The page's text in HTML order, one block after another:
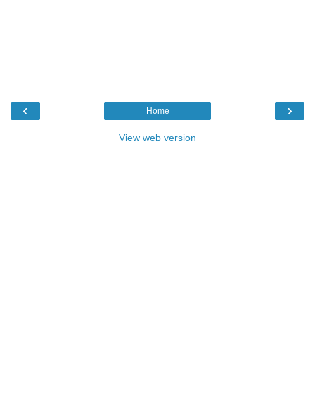
‹ ›
Home
View web version